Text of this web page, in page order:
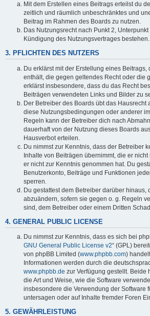
Mit dem Erstellen eines Beitrags erteilst du
zeitlich und räumlich unbeschränktes und
Beitrag im Rahmen des Boards zu nutzen.
Das Nutzungsrecht nach Punkt 2,
Kündigung des Nutzungsvertrages bestehen.
3. PFLICHTEN DES NUTZERS
Du erklärst mit der Erstellung eines Beitrags,
enthält, die gegen geltendes Recht oder die
erklärst insbesondere, dass du das Recht
Beiträgen verwendeten Links und Bilder zu
Der Betreiber des Boards übt das Hausrecht
diese Nutzungsbedingungen oder anderer
Regeln kann der Betreiber dich nach
dauerhaft von der Nutzung dieses Boards
Hausverbot erteilen.
Du nimmst zur Kenntnis, dass der Betreiber
Inhalte von Beiträgen übernimmt, die er
er nicht zur Kenntnis genommen hat. Du
Benutzerkonto, Beiträge und Funktionen
sperren.
Du gestattest dem Betreiber darüber hinaus,
abzuändern, sofern sie gegen o. g. Regeln
sind, dem Betreiber oder einem Dritten
4. GENERAL PUBLIC LICENSE
Du nimmst zur Kenntnis, dass es sich bei
GNU General Public License v2“ (GPL)
von phpBB Limited (www.phpbb.com)
Informationen werden durch die
www.phpbb.de zur Verfügung gestellt. Beide
die Art und Weise, wie die Software
insbesondere die Verwendung der Software
untersagen oder auf Inhalte fremder Foren
5. GEWÄHRLEISTUNG